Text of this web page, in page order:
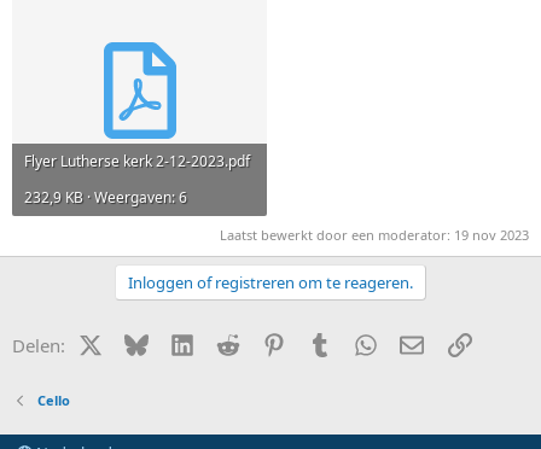
Flyer Lutherse kerk 2-12-2023.pdf
232,9 KB · Weergaven: 6
Laatst bewerkt door een moderator: 19 nov 2023
Inloggen of registreren om te reageren.
Delen: X (Twitter)
BlueskyLinkedIn
Reddit PinterestTumblr WhatsApp
E-mailLink
Cello